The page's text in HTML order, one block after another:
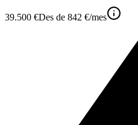
39.500 €Des de 842 €/mes